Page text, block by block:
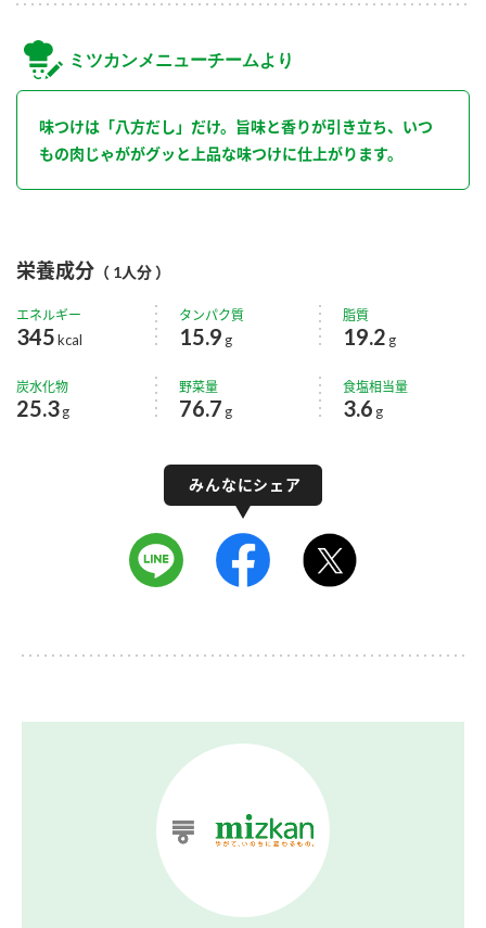
ミツカンメニューチームより
味つけは「八方だし」だけ。旨味と香りが引き立ち、いつ
もの肉じゃががグッと上品な味つけに仕上がります。
栄養成分 （ 1人分 ）
エネルギー
345kcal
タンパク質
15.9 g
脂質
19.2 g
炭水化物
25.3g
野菜量
76.7 g
食塩相当量
3.6 g